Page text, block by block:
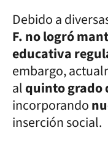
Debido a
F. no logró
educativa
embargo,
alquinto grado
incorporando
inserción social.